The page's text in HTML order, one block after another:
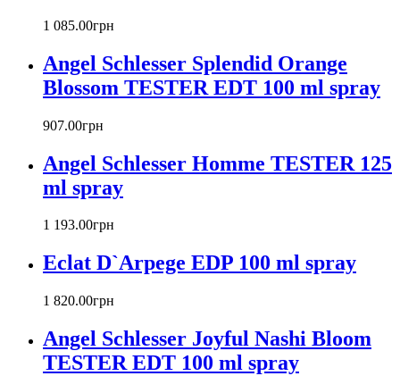
Bottega Veneta
Bourjois
Britney Spears
Burberry
Byblos
Byredo
Cacharel
Calvin Klein
Carla Fracci
Carolina Herrera
Cartier
Chanel
1 085.00грн
Angel Schlesser Splendid Orange
Blossom TESTER EDT 100 ml spray
907.00грн
Angel Schlesser Homme TESTER 125
ml spray
1 193.00грн
Eclat D`Arpege EDP 100 ml spray
1 820.00грн
Angel Schlesser Joyful Nashi Bloom
TESTER EDT 100 ml spray